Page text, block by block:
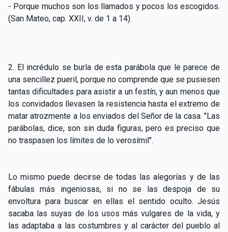
- Porque muchos son los llamados y pocos los escogidos.
(San Mateo, cap. XXII, v. de 1 a 14).
2. El incrédulo se burla de esta parábola que le parece de
una sencillez pueril, porque no comprende que se pusiesen
tantas dificultades para asistir a un festín, y aun menos que
los convidados llevasen la resistencia hasta el extremo de
matar atrozmente a los enviados del Señor de la casa. "Las
parábolas, dice, son sin duda figuras, pero es preciso que
no traspasen los límites de lo verosímil".
Lo mismo puede decirse de todas las alegorías y de las
fábulas más ingeniosas, si no se las despoja de su
envoltura para buscar en ellas el sentido oculto. Jesús
sacaba las suyas de los usos más vulgares de la vida, y
las adaptaba a las costumbres y al carácter del pueblo al